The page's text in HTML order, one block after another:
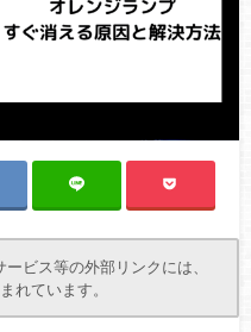
ビス等の外部リンクには、
れています。